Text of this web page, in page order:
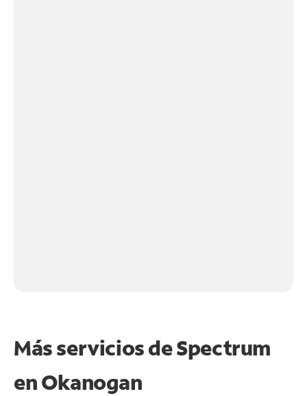
Más servicios de Spectrum
enOkanogan